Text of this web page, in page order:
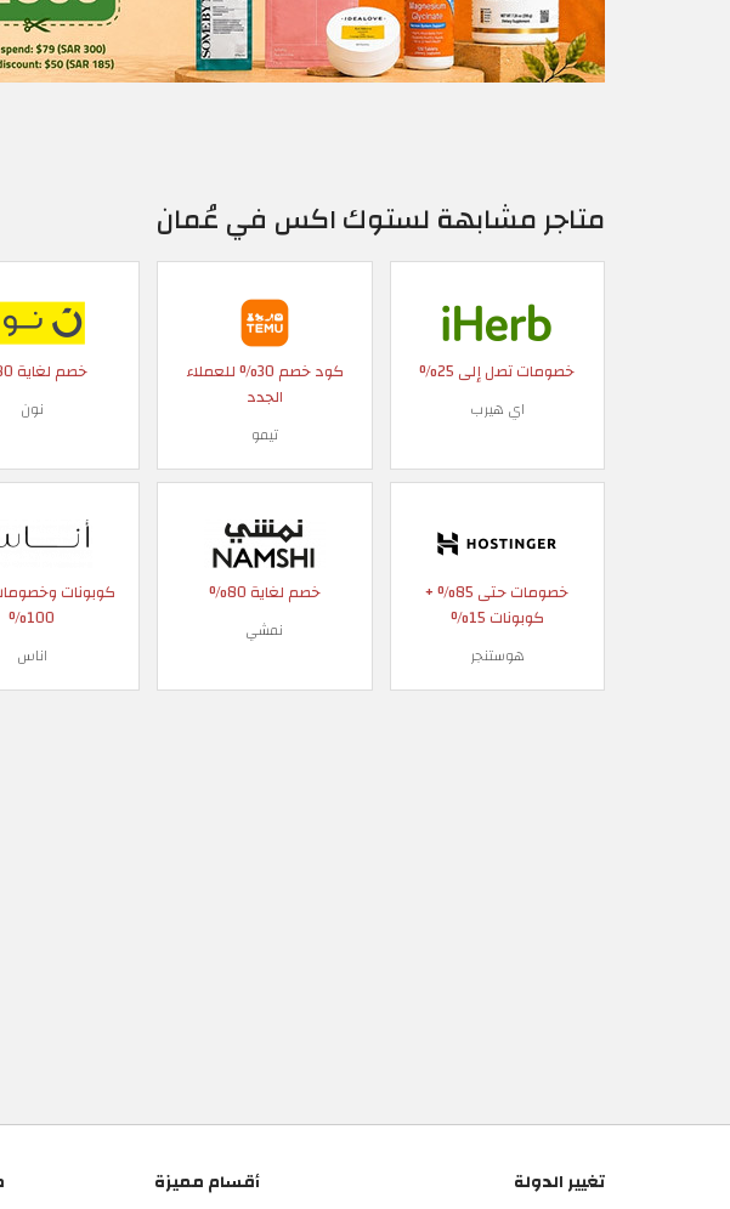
متاجر مشابهة لستوك اكس في عُمان
خصومات تصل إلى 25%
اي هيرب
كود خصم 30% للعملاء
الجدد
تيمو
خصم لغاية 80%
نون
خصومات حتى 85% +
كوبونات 15%
هوستنجر
خصم لغاية 80%
نمشي
كوبونات
100%
اناس
تغيير الدولة
أقسام مميزة